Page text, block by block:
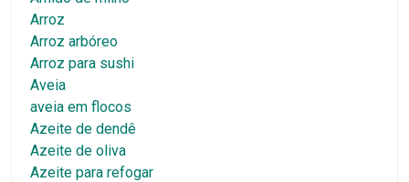
Arroz
Arroz arbóreo
Arroz para sushi
Aveia
aveia em flocos
Azeite de dendê
Azeite de oliva
Azeite para refogar